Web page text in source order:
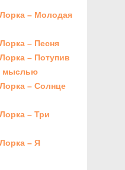
– Молодая
– Песня
– Потупив
мыслью
– Солнце
– Три
– Я